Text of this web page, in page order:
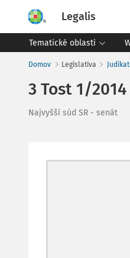
Legalis
Tematické oblasti
Domov Legislatíva
3 Tost 1/
Najvyšší súd SR - senát